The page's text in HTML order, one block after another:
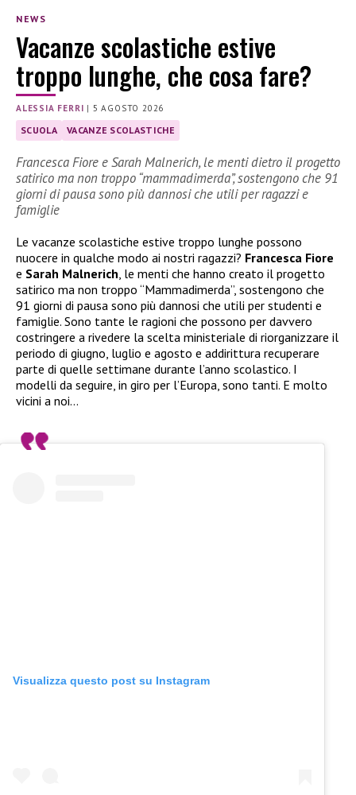
NEWS
Vacanze scolastiche estive
troppo lunghe, che cosa fare?
ALESSIA FERRI | 5 AGOSTO 2026
SCUOLA VACANZE SCOLASTICHE
Francesca Fiore e Sarah Malnerich, le menti dietro il progetto
satirico ma non troppo “mammadimerda”, sostengono che 91
giorni di pausa sono più dannosi che utili per ragazzi e
famiglie
Le vacanze scolastiche estive troppo lunghe possono
nuocere in qualche modo ai nostri ragazzi? Francesca Fiore
e Sarah Malnerich, le menti che hanno creato il progetto
satirico ma non troppo “Mammadimerda”, sostengono che
91 giorni di pausa sono più dannosi che utili per studenti e
famiglie. Sono tante le ragioni che possono per davvero
costringere a rivedere la scelta ministeriale di riorganizzare il
periodo di giugno, luglio e agosto e addirittura recuperare
parte di quelle settimane durante l’anno scolastico. I
modelli da seguire, in giro per l’Europa, sono tanti. E molto
vicini a noi…
Visualizza questo post su Instagram